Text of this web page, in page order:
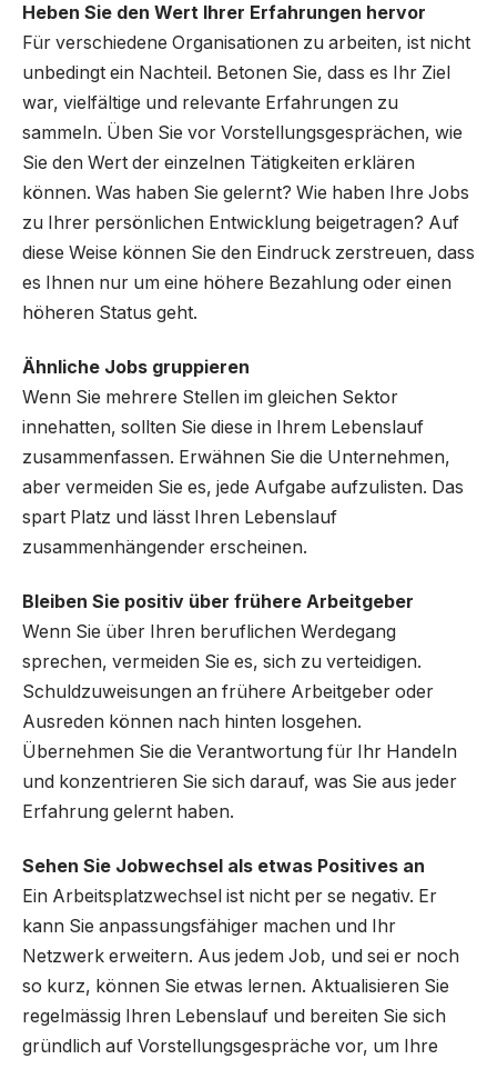
Heben Sie den Wert Ihrer Erfahrungen hervor
Für verschiedene Organisationen zu arbeiten, ist nicht
unbedingt ein Nachteil. Betonen Sie, dass es Ihr Ziel
war, vielfältige und relevante Erfahrungen zu
sammeln. Üben Sie vor Vorstellungsgesprächen, wie
Sie den Wert der einzelnen Tätigkeiten erklären
können. Was haben Sie gelernt? Wie haben Ihre Jobs
zu Ihrer persönlichen Entwicklung beigetragen? Auf
diese Weise können Sie den Eindruck zerstreuen, dass
es Ihnen nur um eine höhere Bezahlung oder einen
höheren Status geht.
Ähnliche Jobs gruppieren
Wenn Sie mehrere Stellen im gleichen Sektor
innehatten, sollten Sie diese in Ihrem Lebenslauf
zusammenfassen. Erwähnen Sie die Unternehmen,
aber vermeiden Sie es, jede Aufgabe aufzulisten. Das
spart Platz und lässt Ihren Lebenslauf
zusammenhängender erscheinen.
Bleiben Sie positiv über frühere Arbeitgeber
Wenn Sie über Ihren beruflichen Werdegang
sprechen, vermeiden Sie es, sich zu verteidigen.
Schuldzuweisungen an frühere Arbeitgeber oder
Ausreden können nach hinten losgehen.
Übernehmen Sie die Verantwortung für Ihr Handeln
und konzentrieren Sie sich darauf, was Sie aus jeder
Erfahrung gelernt haben.
Sehen Sie Jobwechsel als etwas Positives an
Ein Arbeitsplatzwechsel ist nicht per se negativ. Er
kann Sie anpassungsfähiger machen und Ihr
Netzwerk erweitern. Aus jedem Job, und sei er noch
so kurz, können Sie etwas lernen. Aktualisieren Sie
regelmässig Ihren Lebenslauf und bereiten Sie sich
gründlich auf Vorstellungsgespräche vor, um Ihre